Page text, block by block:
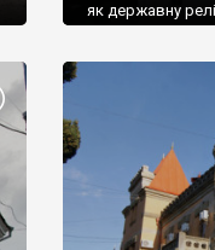
як державну